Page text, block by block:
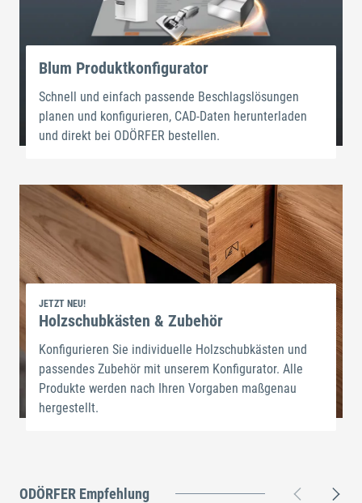
Blum Produktkonfigurator
Schnell und einfach passende Beschlagslösungen
planen und konfigurieren, CAD-Daten herunterladen
und direkt bei ODÖRFER bestellen.
JETZT NEU!
Holzschubkästen & Zubehör
Konfigurieren Sie individuelle Holzschubkästen und
passendes Zubehör mit unserem Konfigurator. Alle
Produkte werden nach Ihren Vorgaben maßgenau
hergestellt.
ODÖRFER Empfehlung